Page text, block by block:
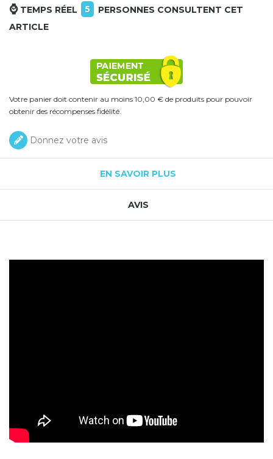
⌚TEMPS RÉEL 5
PERSONNES CONSULTENT CET
ARTICLE
Votre panier doit contenir au moins 10,00 € de produits pour pouvoir
obtenir des récompenses fidélité.
Donnez votre avis
EN SAVOIR PLUS
AVIS